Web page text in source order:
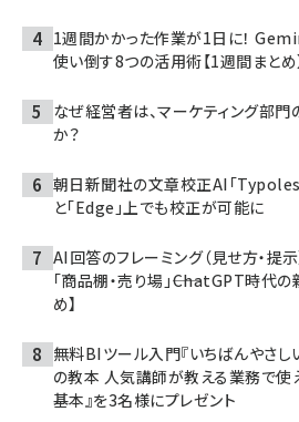
1週間かかった作業が1日に！
使い倒す8つの活用術【1週間まとめ
なぜ経営者は、マーケティング部
か？
朝日新聞社の文章校正AI「
と「Edge」上でも校正が可能に
AI回答のフレーミング（見せ方・提
「商品棚・売り場」――ChatGPT時代
め】
無料BIツール入門『いちばんやさ
の教本 人気講師が教える業務で使
基本』を3名様にプレゼント